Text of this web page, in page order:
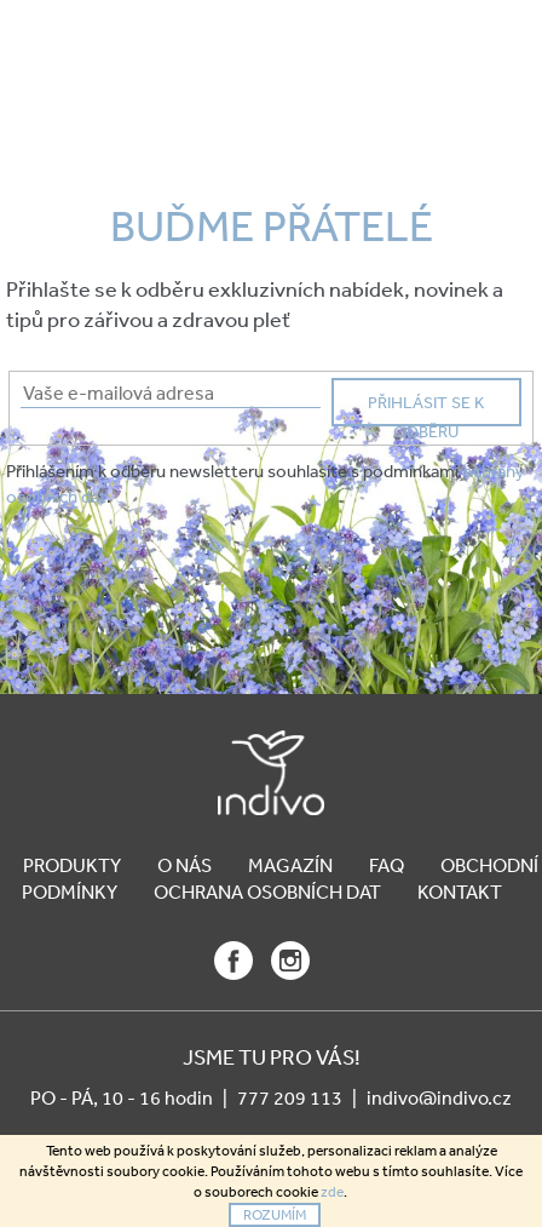
Tento web používá k poskytování služeb, personalizaci reklam a analýze
návštěvnosti soubory cookie. Používáním tohoto webu s tímto souhlasíte. Více
o souborech cookiezde.
ROZUMÍM
BUĎME PŘÁTELÉ
Přihlašte se k odběru exkluzivních nabídek, novinek a
tipů pro zářivou a zdravou pleť
PŘIHLÁSIT SE K
ODBĚRU
Přihlášením k odběru newsletteru souhlasíte s podmínkamiochrany
osobních dat.
PRODUKTY O NÁS MAGAZÍN FAQ
OBCHODNÍ
PODMÍNKY
OCHRANA OSOBNÍCH DAT KONTAKT
JSME TU PRO VÁS!
PO - PÁ, 10 - 16 hodin | 777 209 113 | indivo@indivo.cz
Copyright 2026Indívo. Všechna práva vyhrazena.